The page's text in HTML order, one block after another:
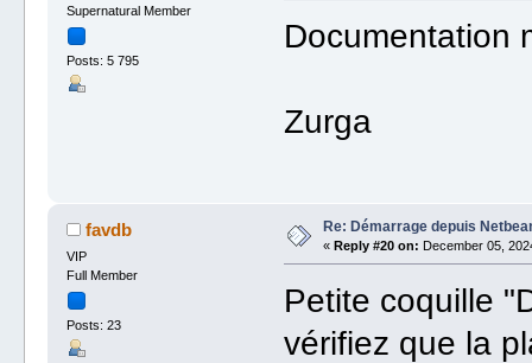
Supernatural Member
Posts: 5 795
Documentation
Zurga
favdb
VIP
Full Member
Posts: 23
Re: Démarrage depuis
« Reply #20 on: December 05,
Petite coquille
vérifiez que la